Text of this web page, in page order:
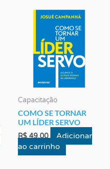
Capacitação
COMO SE TORNAR
UM LÍDER SERVO
R$49,00
Adicionar
ao carrinho